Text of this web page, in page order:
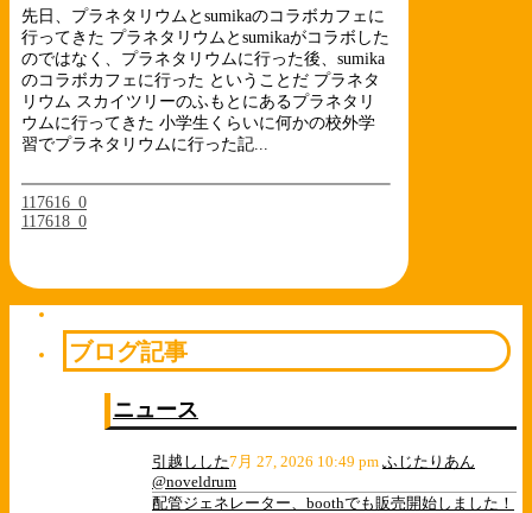
先日、プラネタリウムとsumikaのコラボカフェに
行ってきた プラネタリウムとsumikaがコラボした
のではなく、プラネタリウムに行った後、sumika
のコラボカフェに行った ということだ プラネタ
リウム スカイツリーのふもとにあるプラネタリ
ウムに行ってきた 小学生くらいに何かの校外学
習でプラネタリウムに行った記...
117616_0
117618_0
ブログ記事
ニュース
引越しした7月 27, 2026 10:49 pm ふじたりあん
@noveldrum
配管ジェネレーター、boothでも販売開始しました！